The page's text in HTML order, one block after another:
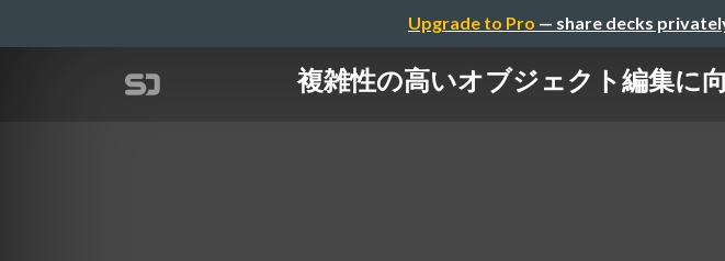
Upgrade to Pro — share decks
複雑性の高いオブジェクト編集に